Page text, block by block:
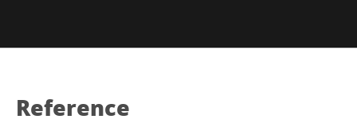
Reference